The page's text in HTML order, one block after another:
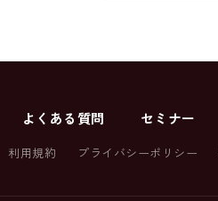
よくある質問 セミナー
利用規約 プライバシーポリシー